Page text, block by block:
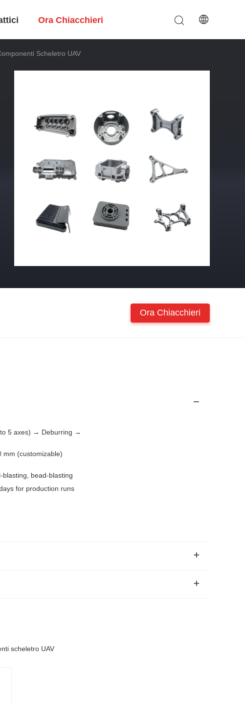
Ora Chiacchieri
Scheletro UAV
Ora Chiacchieri
5 axes) → Deburring →
mm (customizable)
blasting, bead-blasting
for production runs
scheletro UAV